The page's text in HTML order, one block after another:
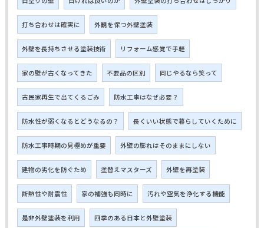
打ち合わせは確実に 外観を保つ外壁塗装
外壁を長持ちさせる塗装技術 リフォーム感覚で手軽
家の壁が古くなってきた 不要品の区別 同じやるなら笑って
古民家再生で出てくるごみ 防水工事はなぜ必要？
防水性が弱くなるとどうなるの？ 長くいい状態で暮らしていくために
防水工事時期の見極めが重要 外壁の膨れはそのままにしない
建物の劣化を防ぐため 塗替えマスターズ 外壁を再塗装
断熱性や耐震性 家の補強も同時に 汚れや空気を浄化する機能
是非外壁塗装を利用 四季のある日本と外壁塗装